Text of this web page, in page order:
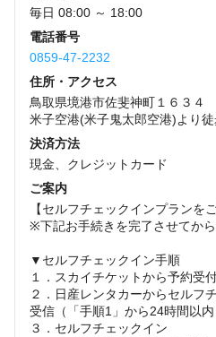
毎日 08:00 ～ 18:00
電話番号
0859-47-2232
住所・アクセス
鳥取県境港市佐斐神町１６３４
米子空港(米子鬼太郎空港)より徒
決済方法
現金、クレジットカード
ご案内
【セルフチェックインプランを
※下記お手続きを完了させてから
▼セルフチェックイン手順
１．スカイチケットから予約受
２．日産レンタカーからセルフ
受信（「手順1」から24時間以内
３．セルフチェックイン